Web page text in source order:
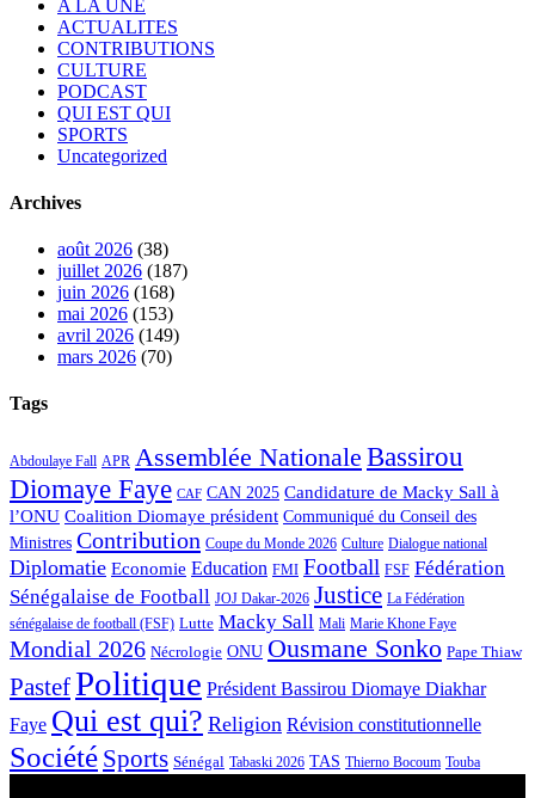
A LA UNE
ACTUALITES
CONTRIBUTIONS
CULTURE
PODCAST
QUI EST QUI
SPORTS
Uncategorized
Archives
août 2026 (38)
juillet 2026 (187)
juin 2026 (168)
mai 2026 (153)
avril 2026 (149)
mars 2026 (70)
Tags
Abdoulaye Fall APR Assemblée Nationale Bassirou
Diomaye Faye CAF CAN 2025 Candidature de Macky Sall à
l’ONU Coalition Diomaye président Communiqué du Conseil des
Ministres Contribution Coupe du Monde 2026 Culture Dialogue national
Diplomatie Economie Education FMI Football FSF Fédération
Sénégalaise de Football JOJ Dakar-2026 Justice La Fédération
sénégalaise de football (FSF) Lutte Macky Sall Mali Marie Khone Faye
Mondial 2026 Nécrologie ONU Ousmane Sonko Pape Thiaw
PastefPolitique Président Bassirou Diomaye Diakhar
Faye Qui est qui? Religion Révision constitutionnelle
Société Sports Sénégal Tabaski 2026 TAS Thierno Bocoum Touba